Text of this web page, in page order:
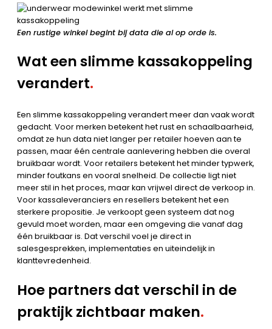
Een rustige winkel begint bij data die al op orde is.
Wat een slimme kassakoppeling
verandert.
Een slimme kassakoppeling verandert meer dan vaak wordt
gedacht. Voor merken betekent het rust en schaalbaarheid,
omdat ze hun data niet langer per retailer hoeven aan te
passen, maar één centrale aanlevering hebben die overal
bruikbaar wordt. Voor retailers betekent het minder typwerk,
minder foutkans en vooral snelheid. De collectie ligt niet
meer stil in het proces, maar kan vrijwel direct de verkoop in.
Voor kassaleveranciers en resellers betekent het een
sterkere propositie. Je verkoopt geen systeem dat nog
gevuld moet worden, maar een omgeving die vanaf dag
één bruikbaar is. Dat verschil voel je direct in
salesgesprekken, implementaties en uiteindelijk in
klanttevredenheid.
Hoe partners dat verschil in de
praktijk zichtbaar maken.